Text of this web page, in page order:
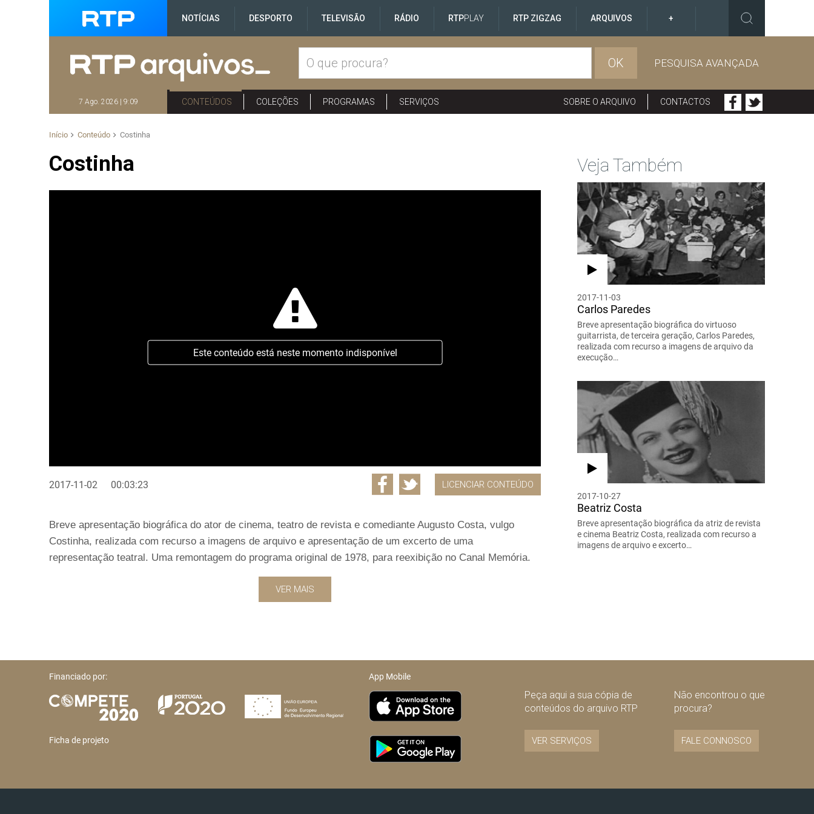
NOTÍCIAS DESPORTO TELEVISÃO RÁDIO RTPPLAY RTP ZIGZAG ARQUIVOS +
OK PESQUISA AVANÇADA
7 Ago. 2026 | 9:09 CONTEÚDOS COLEÇÕES PROGRAMAS SERVIÇOS SOBRE O ARQUIVO CONTACTOS
Início Conteúdo Costinha
Costinha
Este conteúdo está neste momento indisponível
2017-11-02 00:03:23 LICENCIAR CONTEÚDO
Breve apresentação biográfica do ator de cinema, teatro de revista e comediante Augusto Costa, vulgo
Costinha, realizada com recurso a imagens de arquivo e apresentação de um excerto de uma
representação teatral. Uma remontagem do programa original de 1978, para reexibição no Canal Memória.
VER MAIS
Veja Também
2017-11-03
Carlos Paredes
Breve apresentação biográfica do virtuoso
guitarrista, de terceira geração, Carlos Paredes,
realizada com recurso a imagens de arquivo da
execução…
2017-10-27
Beatriz Costa
Breve apresentação biográfica da atriz de revista
e cinema Beatriz Costa, realizada com recurso a
imagens de arquivo e excerto…
Financiado por:
Ficha de projeto
App Mobile
Peça aqui a sua cópia de
conteúdos do arquivo RTP
VER SERVIÇOS
Não encontrou o que
procura?
FALE CONNOSCO